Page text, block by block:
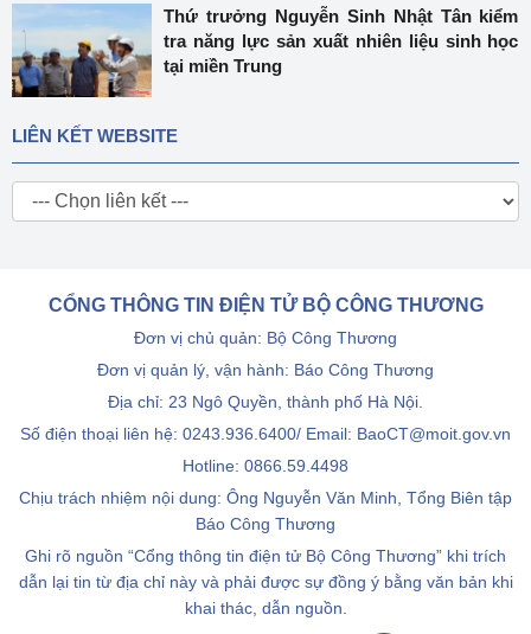
Thứ trưởng Nguyễn Sinh Nhật Tân kiểm
tra năng lực sản xuất nhiên liệu sinh học
tại miền Trung
LIÊN KẾT WEBSITE
CỔNG THÔNG TIN ĐIỆN TỬ BỘ CÔNG THƯƠNG
Đơn vị chủ quản: Bộ Công Thương
Đơn vị quản lý, vận hành: Báo Công Thương
Địa chỉ: 23 Ngô Quyền, thành phố Hà Nội.
Số điện thoại liên hệ: 0243.936.6400/ Email: BaoCT@moit.gov.vn
Hotline: 0866.59.4498
Chịu trách nhiệm nội dung: Ông Nguyễn Văn Minh, Tổng Biên tập
Báo Công Thương
Ghi rõ nguồn “Cổng thông tin điện tử Bộ Công Thương” khi trích
dẫn lại tin từ địa chỉ này và phải được sự đồng ý bằng văn bản khi
khai thác, dẫn nguồn.